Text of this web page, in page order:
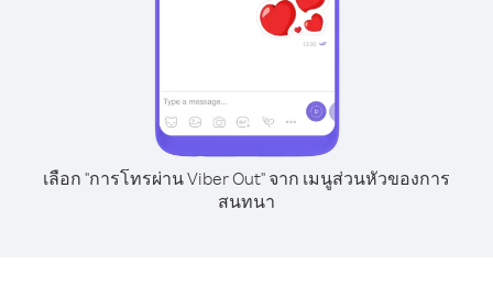
เลือก "การโทรผ่าน Viber Out" จาก เมนูส่วนหัวของการ
สนทนา